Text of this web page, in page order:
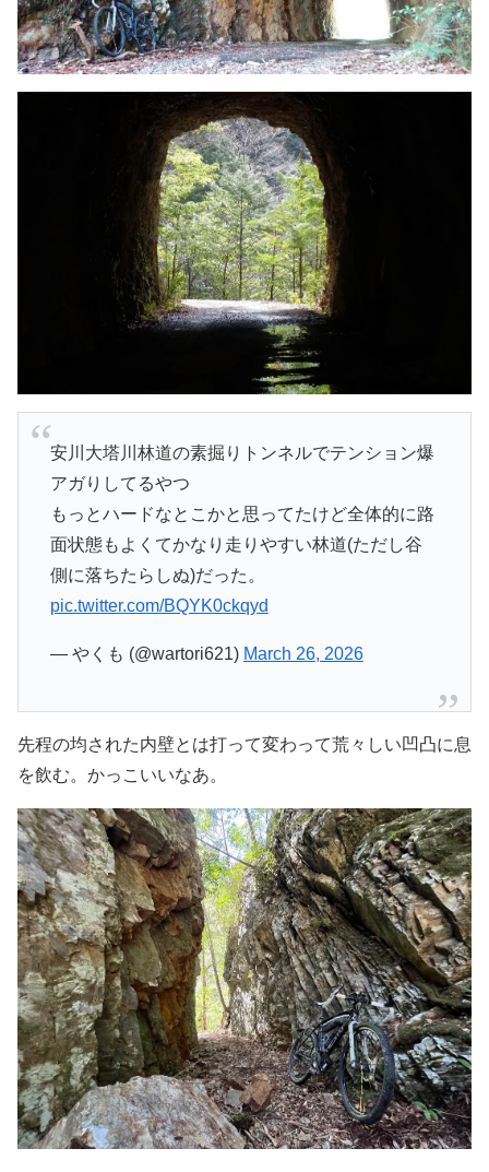
安川大塔川林道の素掘りトンネルでテンション爆
アガりしてるやつ
もっとハードなとこかと思ってたけど全体的に路
面状態もよくてかなり走りやすい林道(ただし谷
側に落ちたらしぬ)だった。
pic.twitter.com/BQYK0ckqyd
— やくも (@wartori621) March 26, 2026
先程の均された内壁とは打って変わって荒々しい凹凸に息
を飲む。かっこいいなあ。